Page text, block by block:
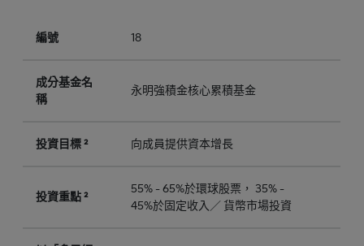
編號 18
成分基金名
稱
永明強積金核心累積基金
投資目標 ² 向成員提供資本增長
投資重點 ²
55% - 65%於環球股票， 35% -
45%於固定收入／ 貨幣市場投資